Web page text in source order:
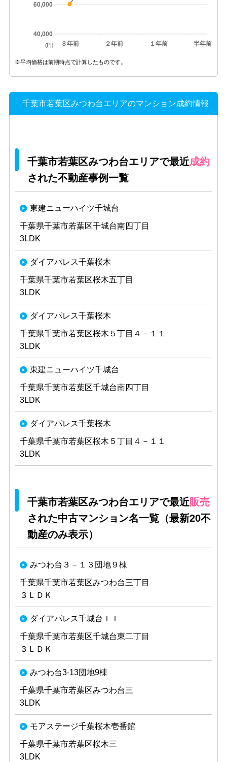
３年前 ２年前 １年前 半年前
40,000
60,000
(円)
※平均価格は前期時点で計算したものです。
千葉市若葉区みつわ台エリアのマンション成約情報
千葉市若葉区みつわ台エリアで最近成約
された不動産事例一覧
東建ニューハイツ千城台
千葉県千葉市若葉区千城台南四丁目
3LDK
ダイアパレス千葉桜木
千葉県千葉市若葉区桜木五丁目
3LDK
ダイアパレス千葉桜木
千葉県千葉市若葉区桜木５丁目４－１１
3LDK
東建ニューハイツ千城台
千葉県千葉市若葉区千城台南四丁目
3LDK
ダイアパレス千葉桜木
千葉県千葉市若葉区桜木５丁目４－１１
3LDK
千葉市若葉区みつわ台エリアで最近販売
された中古マンション名一覧（最新20不
動産のみ表示）
みつわ台３－１３団地９棟
千葉県千葉市若葉区みつわ台三丁目
３ＬＤＫ
ダイアパレス千城台ＩＩ
千葉県千葉市若葉区千城台東二丁目
３ＬＤＫ
みつわ台3-13団地9棟
千葉県千葉市若葉区みつわ台三
3LDK
モアステージ千葉桜木壱番館
千葉県千葉市若葉区桜木三
3LDK